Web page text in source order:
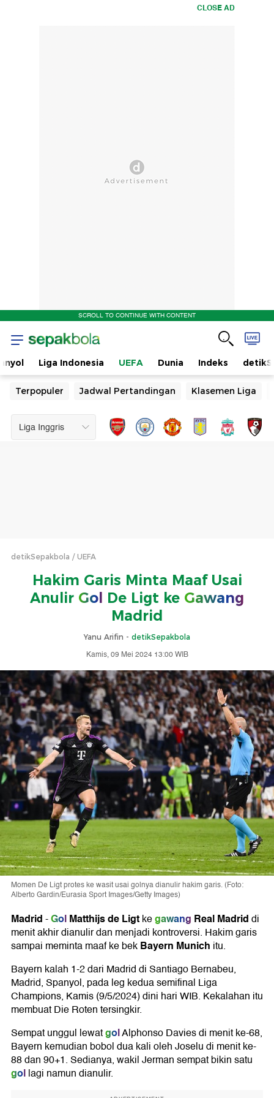
CLOSE AD
SCROLL TO CONTINUE WITH CONTENT
Liga Indonesia UEFA Dunia Indeks
Terpopuler Jadwal Pertandingan Klasemen Liga
detikSepakbola UEFA
Hakim Garis Minta Maaf Usai
Anulir Gol De Ligt ke Gawang
Madrid
Yanu Arifin - detikSepakbola
Kamis, 09 Mei 2024 13:00 WIB
Momen De Ligt protes ke wasit usai golnya dianulir hakim garis. (Foto:
Alberto Gardin/Eurasia Sport Images/Getty Images)
Madrid-GolMatthijs de Ligtkegawang Real Madriddi
menit akhir dianulir dan menjadi kontroversi. Hakim garis
sampai meminta maaf ke bekBayern Munich itu.
Bayern kalah 1-2 dari Madrid di Santiago Bernabeu,
Madrid, Spanyol, pada leg kedua semifinal Liga
Champions, Kamis (9/5/2024) dini hari WIB. Kekalahan itu
membuat Die Roten tersingkir.
Sempat unggul lewatgolAlphonso Davies di menit ke-68,
Bayern kemudian bobol dua kali oleh Joselu di menit ke-
88 dan 90+1. Sedianya, wakil Jerman sempat bikin satu
gollagi namun dianulir.